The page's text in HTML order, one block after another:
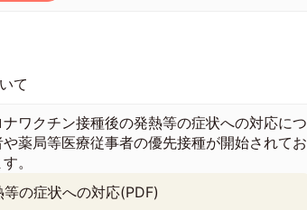
て
ワクチン接種後の発熱等の症状への対応につ
薬局等医療従事者の優先接種が開始されてお
。
等の症状への対応(PDF)